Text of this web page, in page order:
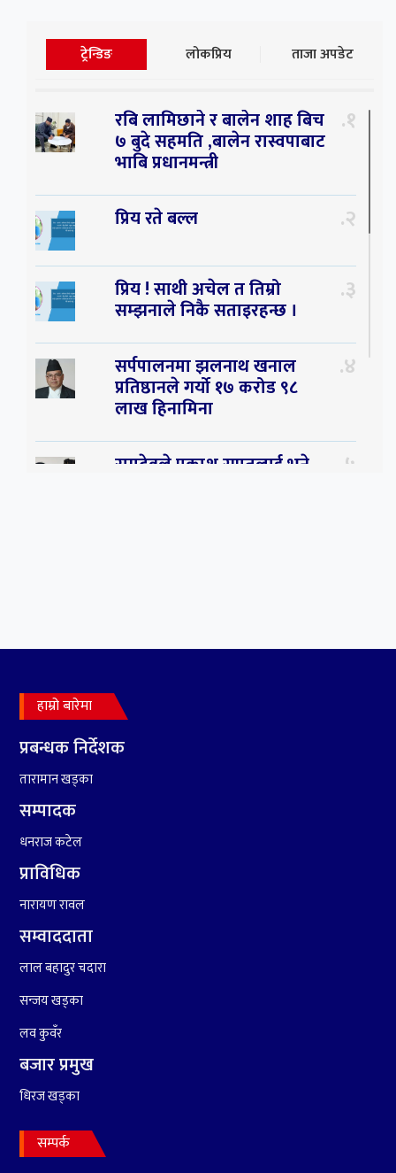
ट्रेन्डिङ लोकप्रिय ताजा अपडेट
रबि लामिछाने र बालेन शाह बिच
७ बुदे सहमति ,बालेन रास्वपाबाट
भाबि प्रधानमन्त्री
१
प्रिय रते बल्ल २
प्रिय ! साथी अचेल त तिम्रो
सम्झनाले निकै सताइरहन्छ ।
३
सर्पपालनमा झलनाथ खनाल
प्रतिष्ठानले गर्यो १७ करोड ९८
लाख हिनामिना
४
रामदेवले प्रकाश सपुतलाई भने ५
७
हामी पनि त उडाउछौ ।
हाम्रो बारेमा
प्रबन्धक निर्देशक
तारामान खड्का
सम्पादक
धनराज कटेल
प्राविधिक
नारायण रावल
सम्वाददाता
लाल बहादुर चदारा
सन्जय खड्का
लव कुवँर
बजार प्रमुख
धिरज खड्का
सम्पर्क